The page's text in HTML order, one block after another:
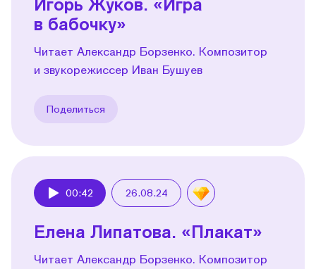
в бабочку»
Читает Александр Борзенко. Композитор
и звукорежиссер Иван Бушуев
Поделиться
00:42 26.08.24
Елена Липатова. «Плакат»
Читает Александр Борзенко. Композитор